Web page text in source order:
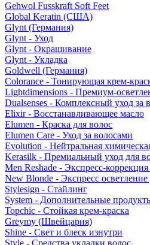
Gehwol Fusskraft Soft Feet
Global Keratin (США)
Glynt (Германия)
Glynt - Уход
Glynt - Окрашивание
Glynt - Укладка
Goldwell (Германия)
Colorance - Тонирующая крем-
Lightdimensions - Премиум-
Dualsenses - Комплексный уход за
Elixir - Восстанавливающее масло
Elumen - Краска для волос
Elumen Care - Уход за волосами
Evolution - Нейтральная
Kerasilk - Премиальный уход для
Men Reshade - Экспресс-
New Blonde - Экспресс
Stylesign - Стайлинг
System - Дополнительные
Topchic - Стойкая крем-краска
Greymy (Швейцария)
Shine - Свет и блеск изнутри
Style - Средства укладки волос